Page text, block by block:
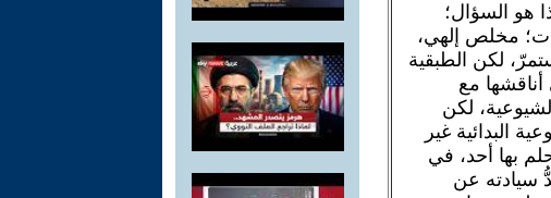
هو السؤال؛
مخلص إلهي،
لكن الطبقية
مع
لكن
البدائية غير
بها أحد، في
سيادته عن